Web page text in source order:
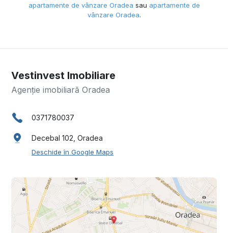
apartamente de vânzare Oradea sau apartamente de
vânzare Oradea.
Vestinvest Imobiliare
Agenție imobiliară Oradea
0371780037
Decebal 102, Oradea
Deschide în Google Maps